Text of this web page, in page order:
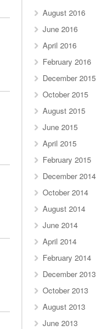
August 2016
June 2016
April 2016
February 2016
December 2015
October 2015
August 2015
June 2015
April 2015
February 2015
December 2014
October 2014
August 2014
June 2014
April 2014
February 2014
December 2013
October 2013
August 2013
June 2013